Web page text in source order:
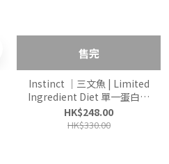
售完
Instinct ｜三文魚 | Limited
Ingredient Diet 單一蛋白配
方狗糧 4lb
HK$248.00
HK$330.00